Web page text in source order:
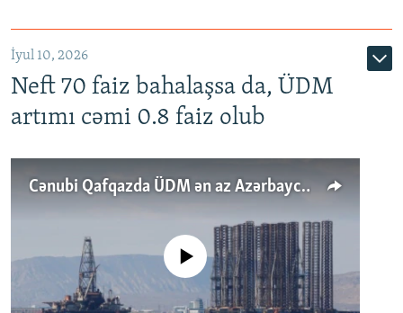
İyul 10, 2026
Neft 70 faiz bahalaşsa da, ÜDM
artımı cəmi 0.8 faiz olub
Cənubi Qafqazda ÜDM ən az Azərbaycanda artır: Qonşuları niyə Bakını qabaqlaya bilir?
No media source currently available